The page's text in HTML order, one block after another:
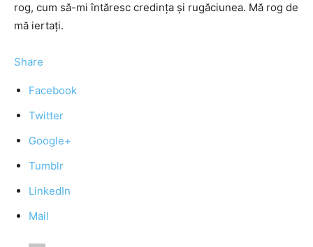
rog, cum să-mi întăresc credinţa şi rugăciunea. Mă rog de
mă iertaţi.
Share
Facebook
Twitter
Google+
Tumblr
LinkedIn
Mail